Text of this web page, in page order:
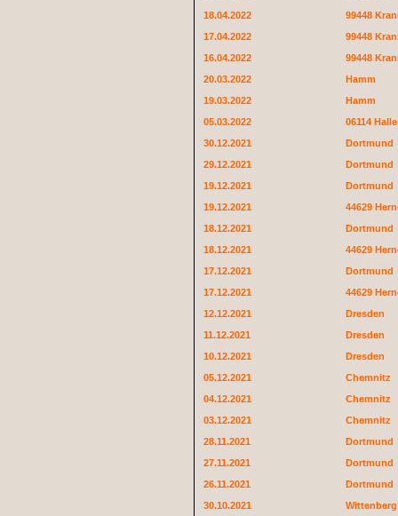
18.04.2022
99448
17.04.2022
99448
16.04.2022
99448
20.03.2022
Hamm
19.03.2022
Hamm
05.03.2022
06114
30.12.2021
Dortmund
29.12.2021
Dortmund
19.12.2021
Dortmund
19.12.2021
44629
18.12.2021
Dortmund
18.12.2021
44629
17.12.2021
Dortmund
17.12.2021
44629
12.12.2021
Dresden
11.12.2021
Dresden
10.12.2021
Dresden
05.12.2021
Chemnitz
04.12.2021
Chemnitz
03.12.2021
Chemnitz
28.11.2021
Dortmund
27.11.2021
Dortmund
26.11.2021
Dortmund
30.10.2021
Wittenberg